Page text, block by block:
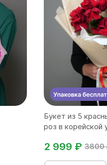
Букет из 5
роз в корейской
3800
2 999 ₽